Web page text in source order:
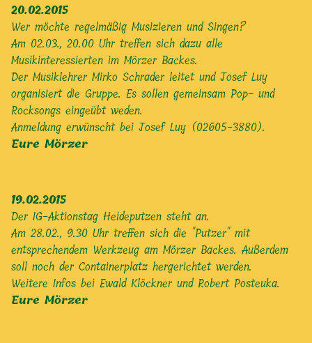
20.02.2015
Wer möchte regelmäßig Musizieren und Singen?
Am 02.03., 20.00 Uhr treffen sich dazu alle
Musikinteressierten im Mörzer Backes.
Der Musiklehrer Mirko Schrader leitet und Josef Luy
organisiert die Gruppe. Es sollen gemeinsam Pop- und
Rocksongs eingeübt weden.
Anmeldung erwünscht bei Josef Luy (02605-3880).
Eure Mörzer
19.02.2015
Der IG-Aktionstag Heideputzen steht an.
Am 28.02., 9.30 Uhr treffen sich die "Putzer" mit
entsprechendem Werkzeug am Mörzer Backes. Außerdem
soll noch der Containerplatz hergerichtet werden.
Weitere Infos bei Ewald Klöckner und Robert Posteuka.
Eure Mörzer